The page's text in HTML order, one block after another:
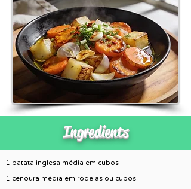
Ingredients
1 batata inglesa média em cubos
1 cenoura média em rodelas ou cubos